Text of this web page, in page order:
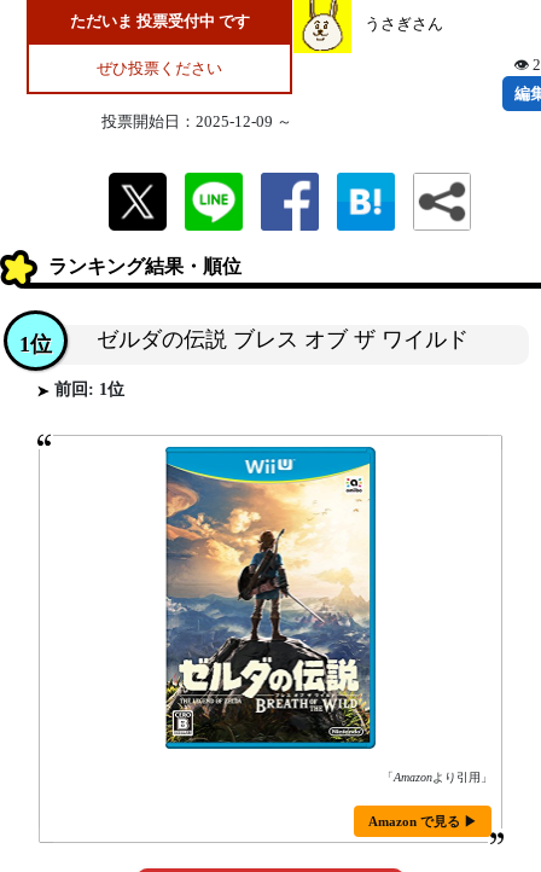
ただいま 投票受付中 です
ぜひ投票ください
投票開始日：2025-12-09 ～
うさぎさん
👁
編
ランキング結果・順位
ゼルダの伝説 ブレス オブ ザ ワイルド
1位
前回: 1位
「Amazonより引用」
Amazon で見る ▶